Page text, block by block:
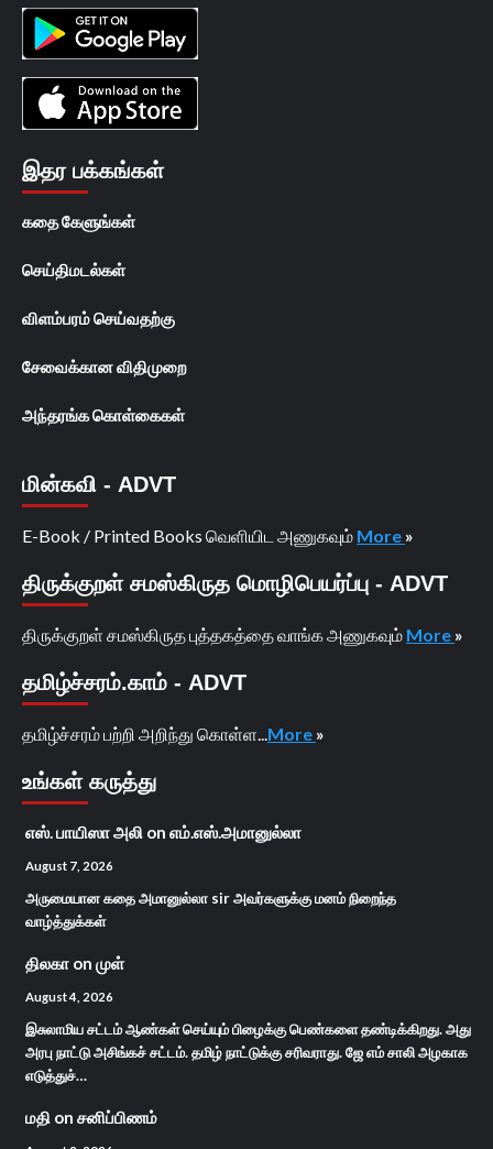
இதர பக்கங்கள்
கதை கேளுங்கள்
செய்திமடல்கள்
விளம்பரம் செய்வதற்கு
சேவைக்கான விதிமுறை
அந்தரங்க கொள்கைகள்
மின்கவி - ADVT
E-Book / Printed Books வெளியிட அணுகவும் More »
திருக்குறள் சமஸ்கிருத மொழிபெயர்ப்பு - ADVT
திருக்குறள் சமஸ்கிருத புத்தகத்தை வாங்க அணுகவும் More »
தமிழ்ச்சரம்.காம் - ADVT
தமிழ்ச்சரம் பற்றி அறிந்து கொள்ள... More »
உங்கள் கருத்து
எஸ். பாயிஸா அலி on எம்.எஸ்.அமானுல்லா
August 7, 2026
அருமையான கதை அமானுல்லா sir அவர்களுக்கு மனம் நிறைந்த
வாழ்த்துக்கள்
திலகா on முள்
August 4, 2026
இசுலாமிய சட்டம் ஆண்கள் செய்யும் பிழைக்கு பெண்களை தண்டிக்கிறது. அது
அரபு நாட்டு அசிங்கச் சட்டம். தமிழ் நாட்டுக்கு சரிவராது. ஜே எம் சாலி அழகாக
எடுத்துச்…
மதி on சனிப்பிணம்